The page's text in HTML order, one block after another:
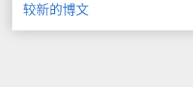
较新的博文